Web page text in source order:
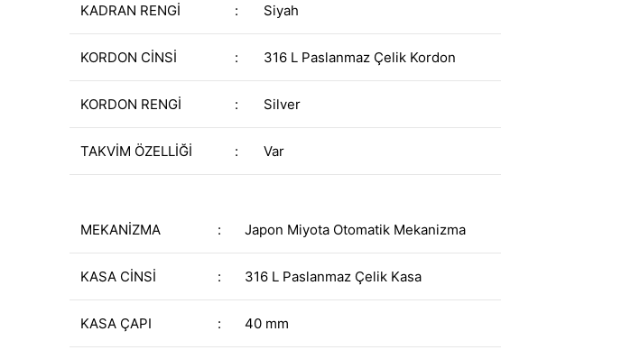
KADRAN RENGİ : Siyah
KORDON CİNSİ : 316 L Paslanmaz Çelik Kordon
KORDON RENGİ : Silver
TAKVİM ÖZELLİĞİ : Var
MEKANİZMA : Japon Miyota Otomatik Mekanizma
KASA CİNSİ : 316 L Paslanmaz Çelik Kasa
KASA ÇAPI : 40 mm